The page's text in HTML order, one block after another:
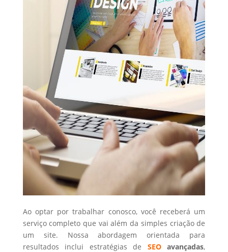
Ao optar por trabalhar conosco, você receberá um
serviço completo que vai além da simples criação de
um site. Nossa abordagem orientada para
resultados inclui estratégias de SEOavançadas,